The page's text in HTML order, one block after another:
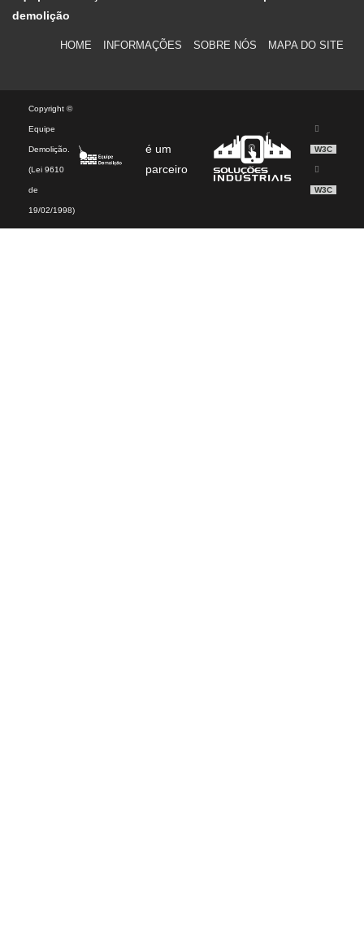
demolição
HOME INFORMAÇÕES SOBRE NÓS MAPA DO SITE
Copyright ©
Equipe
Demolição.
(Lei 9610
de
19/02/1998)
é um
parceiro
W3C
W3C